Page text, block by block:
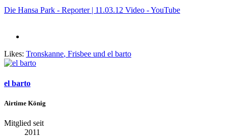
Die Hansa Park - Reporter | 11.03.12 Video - YouTube
Likes: Tronskanne, Frisbee und el barto
el barto
Airtime König
Mitglied seit
2011